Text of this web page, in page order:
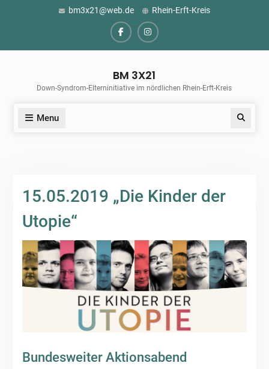
bm3x21@web.de Rhein-Erft-Kreis
FacebookInstagram
BM 3X21
Down-Syndrom-Elterninitiative im nördlichen Rhein-Erft-Kreis
Menu Search
15.05.2019 „Die Kinder der
Utopie“
Bundesweiter Aktionsabend